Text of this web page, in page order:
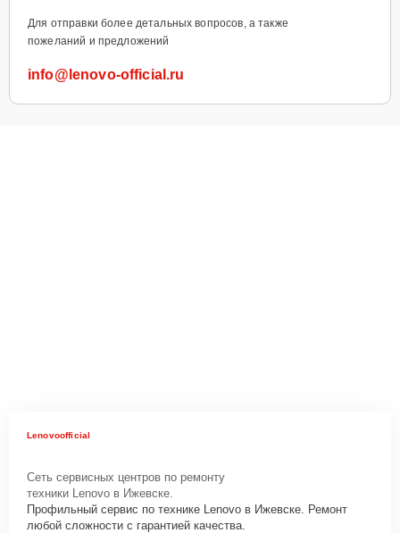
Для отправки более детальных вопросов, а также
пожеланий и предложений
info@lenovo-official.ru
Lenovoofficial
Сеть сервисных центров по ремонту
техники Lenovo в Ижевске.
Профильный сервис по технике Lenovo в Ижевске. Ремонт
любой сложности с гарантией качества.